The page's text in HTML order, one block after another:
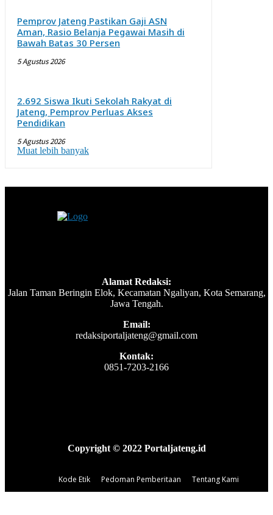
Pemprov Jateng Pastikan Gaji ASN
Aman, Rasio Belanja Pegawai Masih di
Bawah Batas 30 Persen
5 Agustus 2026
2.692 Siswa Ikuti Sekolah Rakyat di
Jateng, Pemprov Perluas Akses
Pendidikan
5 Agustus 2026
Muat lebih banyak
Alamat Redaksi:
Jalan Taman Beringin Elok, Kecamatan Ngaliyan, Kota Semarang,
Jawa Tengah.
Email:
redaksiportaljateng@gmail.com
Kontak:
0851-7203-2166
Copyright © 2022 Portaljateng.id
Kode Etik Pedoman Pemberitaan Tentang Kami